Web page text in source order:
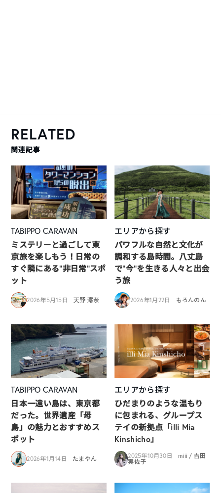
RELATED
関連記事
TABIPPO CARAVAN
ミステリーと過ごして東
京旅を楽しもう！日常の
すぐ隣にある”非日常”スポ
ット
2026年5月15日 天野 澪奈
エリアから探す
パワフルな自然と文化が
調和する島時間。八丈島
で“今”を生きる人々と出会
う旅
2026年1月22日 もろんのん
TABIPPO CARAVAN
日本一遠い島は、東京都
だった。世界遺産「母
島」の魅力とおすすめス
ポット
2026年1月14日 たまやん
エリアから探す
ひだまりのような温もり
に包まれる、グループス
テイの新拠点「illi Mia
Kinshicho」
2025年10月30日
miii / 吉田
実佐子